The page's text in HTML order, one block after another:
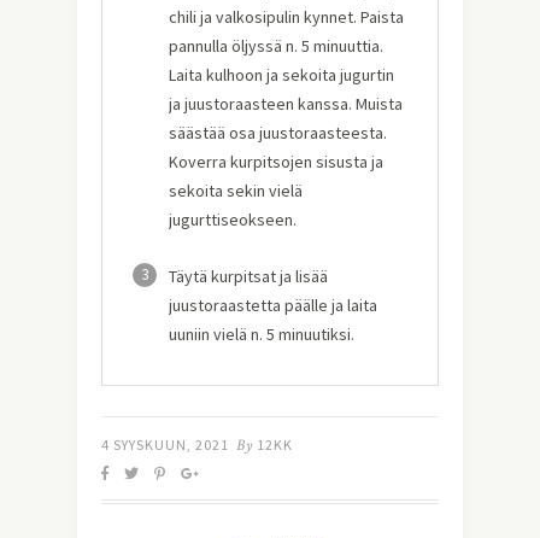
chili ja valkosipulin kynnet. Paista
pannulla öljyssä n. 5 minuuttia.
Laita kulhoon ja sekoita jugurtin
ja juustoraasteen kanssa. Muista
säästää osa juustoraasteesta.
Koverra kurpitsojen sisusta ja
sekoita sekin vielä
jugurttiseokseen.
3
Täytä kurpitsat ja lisää
juustoraastetta päälle ja laita
uuniin vielä n. 5 minuutiksi.
4 SYYSKUUN, 2021 By 12KK